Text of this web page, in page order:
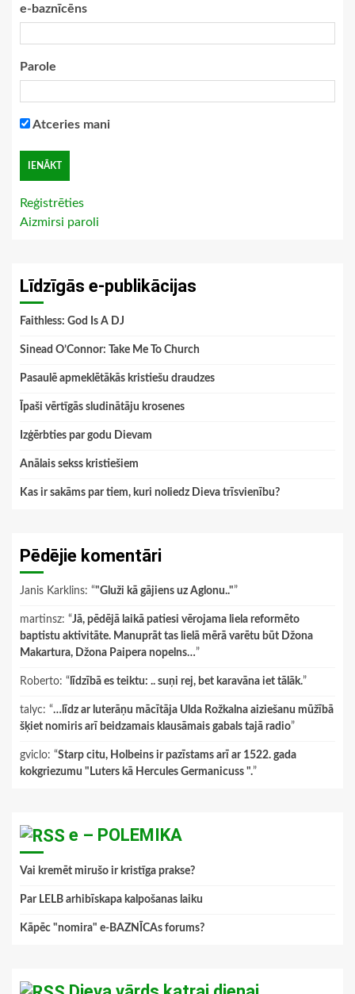
e-baznīcēns
Parole
Atceries mani
Reģistrēties
Aizmirsi paroli
Līdzīgās e-publikācijas
Faithless: God Is A DJ
Sinead O’Connor: Take Me To Church
Pasaulē apmeklētākās kristiešu draudzes
Īpaši vērtīgās sludinātāju krosenes
Izģērbties par godu Dievam
Anālais sekss kristiešiem
Kas ir sakāms par tiem, kuri noliedz Dieva trīsvienību?
Pēdējie komentāri
Janis Karklins: “"Gluži kā gājiens uz Aglonu.."”
martinsz: “Jā, pēdējā laikā patiesi vērojama liela reformēto
baptistu aktivitāte. Manuprāt tas lielā mērā varētu būt Džona
Makartura, Džona Paipera nopelns…”
Roberto: “ līdzībā es teiktu: .. suņi rej, bet karavāna iet tālāk.”
talyc: “…līdz ar luterāņu mācītāja Ulda Rožkalna aiziešanu mūžībā
šķiet nomiris arī beidzamais klausāmais gabals tajā radio”
gviclo: “Starp citu, Holbeins ir pazīstams arī ar 1522. gada
kokgriezumu "Luters kā Hercules Germanicuss ".”
e – POLEMIKA
Vai kremēt mirušo ir kristīga prakse?
Par LELB arhibīskapa kalpošanas laiku
Kāpēc "nomira" e-BAZNĪCAs forums?